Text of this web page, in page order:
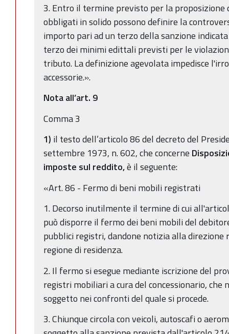
3. Entro il termine previsto per la proposizione
obbligati in solido possono definire la
importo pari ad un terzo della sanzione
terzo dei minimi edittali previsti per le
tributo. La definizione agevolata impedisce
accessorie.».
Nota all’art. 9
Comma 3
1) il testo dell’articolo 86 del decreto del
settembre 1973, n. 602, che concerne
imposte sul reddito,è il seguente:
«Art. 86 - Fermo di beni mobili registrati
1. Decorso inutilmente il termine di cui
può disporre il fermo dei beni mobili del
pubblici registri, dandone notizia alla
regione di residenza.
2. Il fermo si esegue mediante iscrizione del
registri mobiliari a cura del concessionario, che
soggetto nei confronti del quale si procede.
3. Chiunque circola con veicoli, autoscafi o